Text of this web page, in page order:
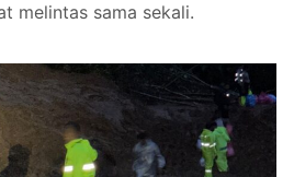
melintas sama sekali.